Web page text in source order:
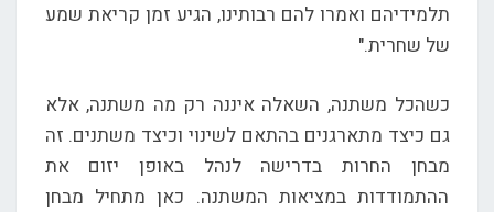
תלמידיהם ואמרו להם רבותינו, הגיע זמן קריאת שמע
של שחרית."
כשהכל משתנה, השאלה איננה רק מה משתנה, אלא
גם כיצד מתארגנים בהתאם לשינוי וכיצד משתנים. זה
מבחן החרות בדרישה לנהל באופן יזום את
ההתמודדות במציאות המשתנה. כאן מתחיל מבחן